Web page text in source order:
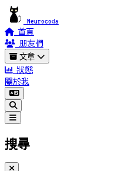
Neurocoda
首頁
朋友們
文章
狀態
關於我
搜尋